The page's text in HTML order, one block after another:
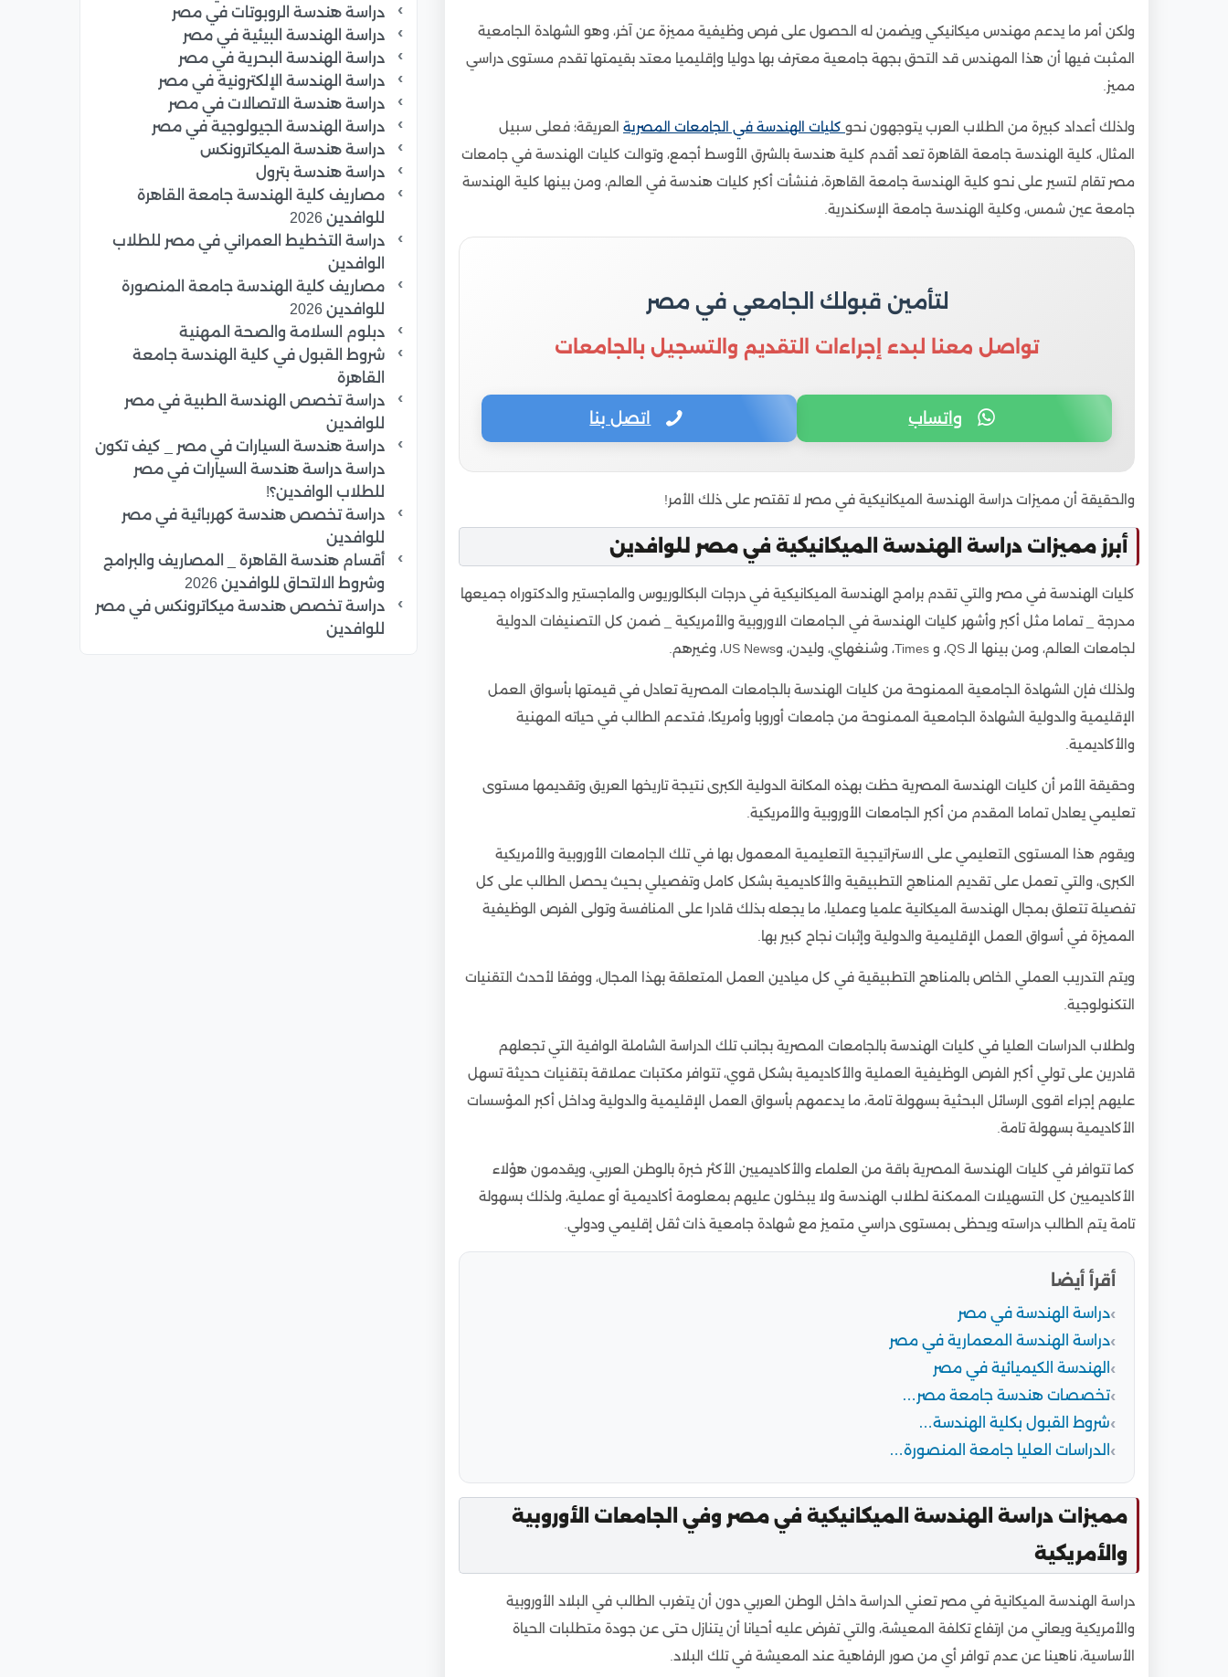
ولكن أمر ما يدعم مهندس ميكانيكي ويضمن له الحصول على فرص وظيفية مميزة عن آخر، وهو الشهادة الجامعية
المثبت فيها أن هذا المهندس قد التحق بجهة جامعية معترف بها دوليا وإقليميا معتد بقيمتها تقدم مستوى دراسي
مميز.
ولذلك أعداد كبيرة من الطلاب العرب يتوجهون نحو كليات الهندسة في الجامعات المصرية العريقة؛ فعلى سبيل
المثال، كلية الهندسة جامعة القاهرة تعد أقدم كلية هندسة بالشرق الأوسط أجمع، وتوالت كليات الهندسة في جامعات
مصر تقام لتسير على نحو كلية الهندسة جامعة القاهرة، فنشأت أكبر كليات هندسة في العالم، ومن بينها كلية الهندسة
جامعة عين شمس، وكلية الهندسة جامعة الإسكندرية.
لتأمين قبولك الجامعي في مصر
تواصل معنا لبدء إجراءات التقديم والتسجيل بالجامعات
واتساب اتصل بنا
والحقيقة أن مميزات دراسة الهندسة الميكانيكية في مصر لا تقتصر على ذلك الأمر!
أبرز مميزات دراسة الهندسة الميكانيكية في مصر للوافدين
كليات الهندسة في مصر والتي تقدم برامج الهندسة الميكانيكية في درجات البكالوريوس والماجستير والدكتوراه جميعها
مدرجة _ تماما مثل أكبر وأشهر كليات الهندسة في الجامعات الاوروبية والأمريكية _ ضمن كل التصنيفات الدولية
لجامعات العالم، ومن بينها الـ QS، و Times، وشنغهاي، وليدن، وUS News، وغيرهم.
ولذلك فإن الشهادة الجامعية الممنوحة من كليات الهندسة بالجامعات المصرية تعادل في قيمتها بأسواق العمل
الإقليمية والدولية الشهادة الجامعية الممنوحة من جامعات أوروبا وأمريكا، فتدعم الطالب في حياته المهنية
والأكاديمية.
وحقيقة الأمر أن كليات الهندسة المصرية حظت بهذه المكانة الدولية الكبرى نتيجة تاريخها العريق وتقديمها مستوى
تعليمي يعادل تماما المقدم من أكبر الجامعات الأوروبية والأمريكية.
ويقوم هذا المستوى التعليمي على الاستراتيجية التعليمية المعمول بها في تلك الجامعات الأوروبية والأمريكية
الكبرى، والتي تعمل على تقديم المناهج التطبيقية والأكاديمية بشكل كامل وتفصيلي بحيث يحصل الطالب على كل
تفصيلة تتعلق بمجال الهندسة الميكانية علميا وعمليا، ما يجعله بذلك قادرا على المنافسة وتولى الفرص الوظيفية
المميزة في أسواق العمل الإقليمية والدولية وإثبات نجاح كبير بها.
ويتم التدريب العملي الخاص بالمناهج التطبيقية في كل ميادين العمل المتعلقة بهذا المجال، ووفقا لأحدث التقنيات
التكنولوجية.
ولطلاب الدراسات العليا في كليات الهندسة بالجامعات المصرية بجانب تلك الدراسة الشاملة الوافية التي تجعلهم
قادرين على تولي أكبر الفرص الوظيفية العملية والأكاديمية بشكل قوي، تتوافر مكتبات عملاقة بتقنيات حديثة تسهل
عليهم إجراء اقوى الرسائل البحثية بسهولة تامة، ما يدعمهم بأسواق العمل الإقليمية والدولية وداخل أكبر المؤسسات
الأكاديمية بسهولة تامة.
كما تتوافر في كليات الهندسة المصرية باقة من العلماء والأكاديميين الأكثر خبرة بالوطن العربي، ويقدمون هؤلاء
الأكاديميين كل التسهيلات الممكنة لطلاب الهندسة ولا يبخلون عليهم بمعلومة أكاديمية أو عملية، ولذلك بسهولة
تامة يتم الطالب دراسته ويحظى بمستوى دراسي متميز مع شهادة جامعية ذات ثقل إقليمي ودولي.
أقرأ أيضا
دراسة الهندسة في مصر
دراسة الهندسة المعمارية في مصر
الهندسة الكيميائية في مصر
تخصصات هندسة جامعة مصر…
شروط القبول بكلية الهندسة…
الدراسات العليا جامعة المنصورة…
مميزات دراسة الهندسة الميكانيكية في مصر وفي الجامعات الأوروبية
والأمريكية
دراسة الهندسة الميكانية في مصر تعني الدراسة داخل الوطن العربي دون أن يتغرب الطالب في البلاد الأوروبية
والأمريكية ويعاني من ارتفاع تكلفة المعيشة، والتي تفرض عليه أحيانا أن يتنازل حتى عن جودة متطلبات الحياة
الأساسية، ناهينا عن عدم توافر أي من صور الرفاهية عند المعيشة في تلك البلاد.
دراسة هندسة الروبوتات في مصر
دراسة الهندسة البيئية في مصر
دراسة الهندسة البحرية في مصر
دراسة الهندسة الإلكترونية في مصر
دراسة هندسة الاتصالات في مصر
دراسة الهندسة الجيولوجية في مصر
دراسة هندسة الميكاترونكس
دراسة هندسة بترول
مصاريف كلية الهندسة جامعة القاهرة
للوافدين 2026
دراسة التخطيط العمراني في مصر للطلاب
الوافدين
مصاريف كلية الهندسة جامعة المنصورة
للوافدين 2026
دبلوم السلامة والصحة المهنية
شروط القبول في كلية الهندسة جامعة
القاهرة
دراسة تخصص الهندسة الطبية في مصر
للوافدين
دراسة هندسة السيارات في مصر _ كيف تكون
دراسة دراسة هندسة السيارات في مصر
للطلاب الوافدين؟!
دراسة تخصص هندسة كهربائية في مصر
للوافدين
أقسام هندسة القاهرة _ المصاريف والبرامج
وشروط الالتحاق للوافدين 2026
دراسة تخصص هندسة ميكاترونكس في مصر
للوافدين